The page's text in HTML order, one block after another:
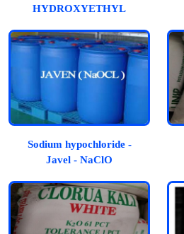
HYDROXYETHYL
Sodium hypochloride -
Javel - NaClO